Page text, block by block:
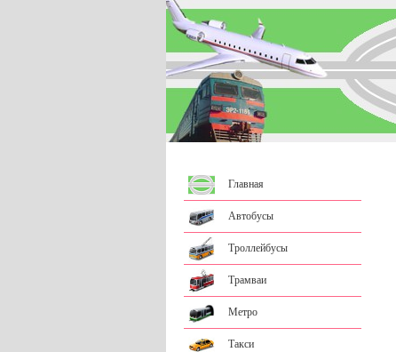
Главная
Автобусы
Троллейбусы
Трамваи
Метро
Такси